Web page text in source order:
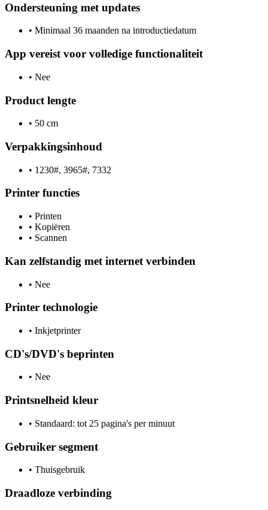
Ondersteuning met updates
• Minimaal 36 maanden na introductiedatum
App vereist voor volledige functionaliteit
• Nee
Product lengte
• 50 cm
Verpakkingsinhoud
• 1230#, 3965#, 7332
Printer functies
• Printen
• Kopiëren
• Scannen
Kan zelfstandig met internet verbinden
• Nee
Printer technologie
• Inkjetprinter
CD's/DVD's beprinten
• Nee
Printsnelheid kleur
• Standaard: tot 25 pagina's per minuut
Gebruiker segment
• Thuisgebruik
Draadloze verbinding